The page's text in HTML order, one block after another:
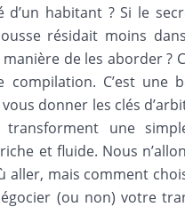
d’un habitant ? Si le
résidait moins
de les aborder ?
compilation. C’est une
donner les clés
transforment une
et fluide. Nous
aller, mais comment
(ou non) votre